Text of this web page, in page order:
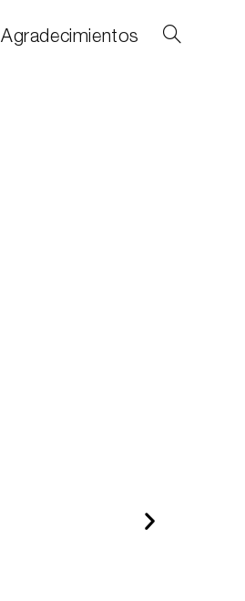
Agradecimientos